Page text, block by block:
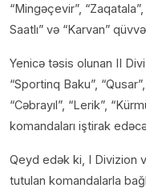
“Mingəçevir”, “Zaqatala”,
Saatlı” və “Karvan”
Yenicə təsis olunan II
“Sportinq Baku”,
“Cəbrayıl”, “Lerik”,
komandaları iştirak
Qeyd edək ki, I Divizion
tutulan komandalarla